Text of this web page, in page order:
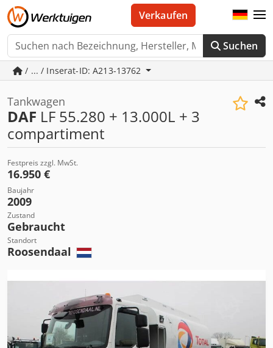
Suchen
Verkaufen
/ ... / Inserat-ID: A213-13762
Tankwagen
DAF LF 55.280 + 13.000L + 3
compartiment
Festpreis zzgl. MwSt.
16.950 €
Baujahr
2009
Zustand
Gebraucht
Standort
Roosendaal